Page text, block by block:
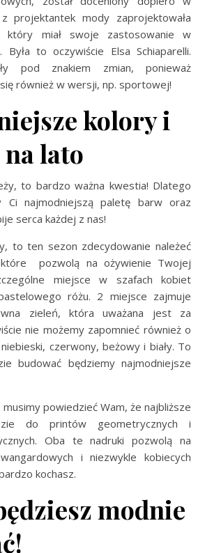
projektantek mody zaprojektowała
który miał swoje zastosowanie w
Była to oczywiście Elsa Schiaparelli.
pod znakiem zmian, ponieważ
również w wersji, np. sportowej!
kolory i
lato
to bardzo ważna kwestia! Dlatego
Ci najmodniejszą paletę barw oraz
serca każdej z nas!
to ten sezon zdecydowanie należeć
pozwolą na ożywienie Twojej
miejsce w szafach kobiet
różu. 2 miejsce zajmuje
zieleń, która uważana jest za
nie możemy zapomnieć również o
czerwony, beżowy i biały. To
budować będziemy najmodniejsze
powiedzieć Wam, że najbliższe
do printów geometrycznych i
Oba te nadruki pozwolą na
i niezwykle kobiecych
kochasz.
modnie